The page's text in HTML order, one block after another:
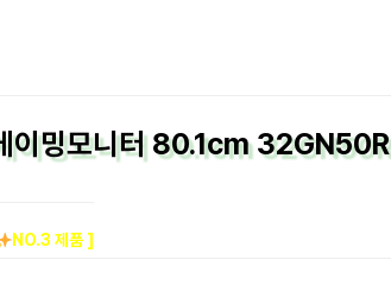
이밍모니터 80.1cm 32GN50R
NO.3 제품 ]